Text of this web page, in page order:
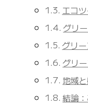
エコ
グリ
グリ
グリ
地域
結論